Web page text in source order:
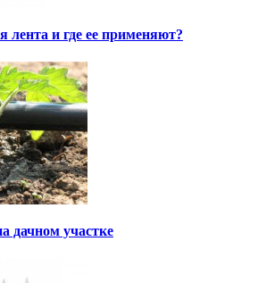
лента и где ее применяют?
дачном участке